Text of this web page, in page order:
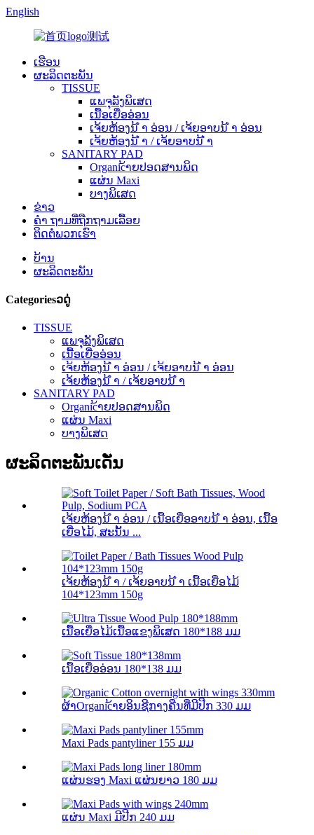
English
ເຮືອນ
ຜະລິດຕະພັນ
TISSUE
ແພຈຸລັງພິເສດ
ເນື້ອເຍື່ອອ່ອນ
ເຈ້ຍຫ້ອງນ້ ຳ ອ່ອນ / ເຈ້ຍອາບນ້ ຳ ອ່ອນ
ເຈ້ຍຫ້ອງນ້ ຳ / ເຈ້ຍອາບນ້ ຳ
SANITARY PAD
Organic້າຍປອດສານພິດ
ແຜ່ນ Maxi
ບາງພິເສດ
ຂ່າວ
ຄຳ ຖາມທີ່ຖືກຖາມເລື້ອຍ
ຕິດ​ຕໍ່​ພວກ​ເຮົາ
ບ້ານ
ຜະລິດຕະພັນ
Categoriesວດູ່
TISSUE
ແພຈຸລັງພິເສດ
ເນື້ອເຍື່ອອ່ອນ
ເຈ້ຍຫ້ອງນ້ ຳ ອ່ອນ / ເຈ້ຍອາບນ້ ຳ ອ່ອນ
ເຈ້ຍຫ້ອງນ້ ຳ / ເຈ້ຍອາບນ້ ຳ
SANITARY PAD
Organic້າຍປອດສານພິດ
ແຜ່ນ Maxi
ບາງພິເສດ
ຜະລິດຕະພັນເດັ່ນ
ເຈ້ຍຫ້ອງນ້ ຳ ອ່ອນ / ເນື້ອເຍື່ອອາບນ້ ຳ ອ່ອນ, ເນື້ອ
ເຍື່ອໄມ້, ສະນັ້ນ ...
ເຈ້ຍຫ້ອງນ້ ຳ / ເຈ້ຍອາບນ້ ຳ ເນື້ອເຍື່ອໄມ້
104*123mm 150g
ເນື້ອເຍື່ອໄມ້ເນື້ອແຂງພິເສດ 180*188 ມມ
ເນື້ອເຍື່ອອ່ອນ 180*138 ມມ
ຜ້າOrganic້າຍອິນຊີກາງຄືນທີ່ມີປີກ 330 ມມ
Maxi Pads pantyliner 155 ມມ
ແຜ່ນຮອງ Maxi ແຜ່ນຍາວ 180 ມມ
ແຜ່ນ Maxi ມີປີກ 240 ມມ